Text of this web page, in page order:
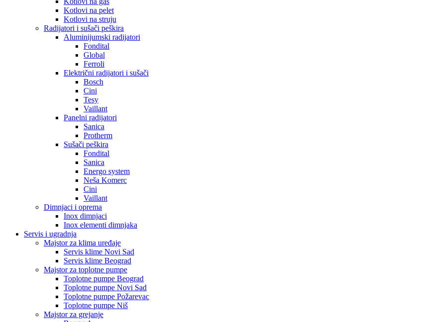
Kotlovi na pelet
Kotlovi na struju
Radijatori i sušači peškira
Aluminijumski radijatori
Fondital
Global
Ferroli
Električni radijatori i sušači
Bosch
Cini
Tesy
Vaillant
Panelni radijatori
Sanica
Protherm
Sušači peškira
Fondital
Sanica
Energo system
Neša Komerc
Cini
Vaillant
Dimnjaci i oprema
Inox dimnjaci
Inox elementi dimnjaka
Servis i ugradnja
Majstor za klima uređaje
Servis klime Novi Sad
Servis klime Beograd
Majstor za toplotne pumpe
Toplotne pumpe Beograd
Toplotne pumpe Novi Sad
Toplotne pumpe Požarevac
Toplotne pumpe Niš
Majstor za grejanje